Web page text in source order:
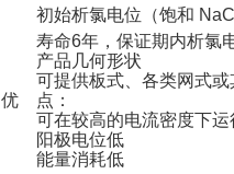
初始析氯电位（饱和
寿命6年，保证期内析氯
产品几何形状
可提供板式、各类网式或
优 点：
可在较高的电流密度下运
阳极电位低
能量消耗低